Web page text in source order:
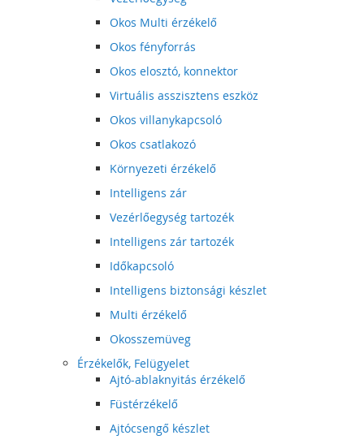
Okos Multi érzékelő
Okos fényforrás
Okos elosztó, konnektor
Virtuális asszisztens eszköz
Okos villanykapcsoló
Okos csatlakozó
Környezeti érzékelő
Intelligens zár
Vezérlőegység tartozék
Intelligens zár tartozék
Időkapcsoló
Intelligens biztonsági készlet
Multi érzékelő
Okosszemüveg
Érzékelők, Felügyelet
Ajtó-ablaknyitás érzékelő
Füstérzékelő
Ajtócsengő készlet